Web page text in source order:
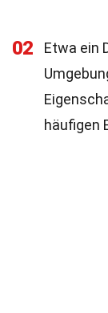
02
Etwa ein
häufigen